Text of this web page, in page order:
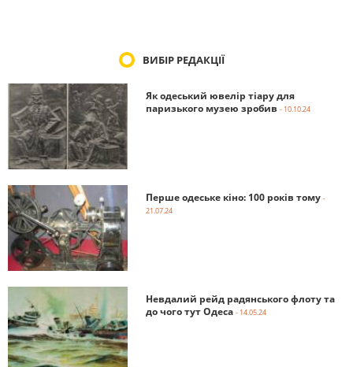
ВИБІР РЕДАКЦІЇ
Як одеський ювелір тіару для
паризького музею зробив - 10.10.24
Перше одеське кіно: 100 років тому -
21.07.24
Невдалий рейд радянського флоту та
до чого тут Одеса - 14.05.24